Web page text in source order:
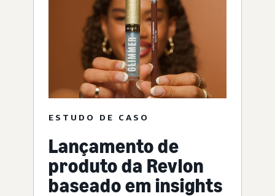
ESTUDO DE CASO
Lançamento de
produto da Revlon
baseado em insights